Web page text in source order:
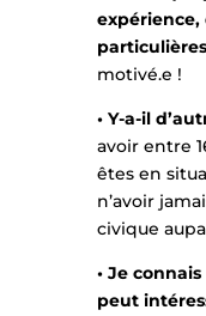
expérience,
motivé.e !
• Y-a-il
avoir entre
êtes en
n’avoir
civique
• Je
peut